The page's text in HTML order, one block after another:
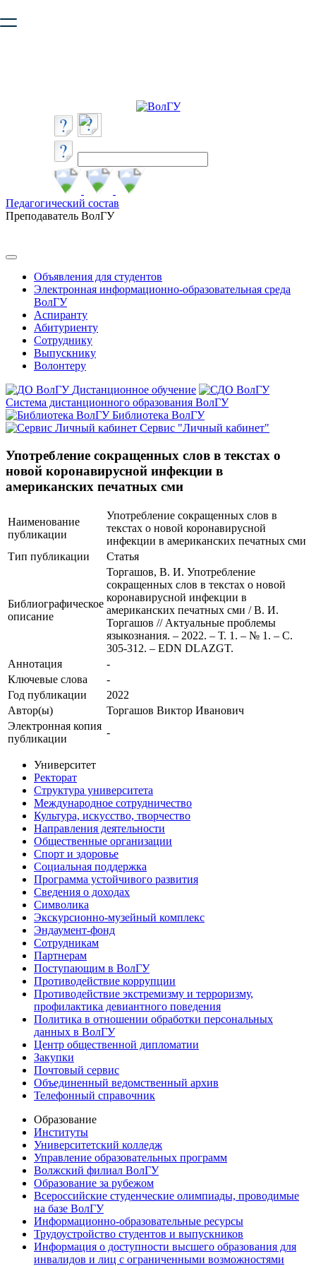
безопасную работу с сайтом. Пожалуйста
Педагогический состав
Преподаватель ВолГУ
Объявления для студентов
Электронная информационно-образовательная среда
ВолГУ
Аспиранту
Абитуриенту
Сотруднику
Выпускнику
Волонтеру
Дистанционное обучение
Система дистанционного образования ВолГУ
Библиотека ВолГУ
Сервис "Личный кабинет"
Употребление сокращенных слов в текстах о
новой коронавирусной инфекции в
американских печатных сми
Наименование
публикации
Употребление сокращенных слов в
текстах о новой коронавирусной
инфекции в американских печатных сми
Тип публикации
Статья
Библиографическое
описание
Торгашов, В. И. Употребление
сокращенных слов в текстах о новой
коронавирусной инфекции в
американских печатных сми / В. И.
Торгашов // Актуальные проблемы
языкознания. – 2022. – Т. 1. – № 1. – С.
305-312. – EDN DLAZGT.
Аннотация
-
Ключевые cлова
-
Год публикации
2022
Автор(ы)
Торгашов Виктор Иванович
Электронная копия
публикации
-
Университет
Ректорат
Структура университета
Международное сотрудничество
Культура, искусство, творчество
Направления деятельности
Общественные организации
Спорт и здоровье
Социальная поддержка
Программа устойчивого развития
Сведения о доходах
Символика
Экскурсионно-музейный комплекс
Эндаумент-фонд
Сотрудникам
Партнерам
Поступающим в ВолГУ
Противодействие коррупции
Противодействие экстремизму и терроризму,
профилактика девиантного поведения
Политика в отношении обработки персональных
данных в ВолГУ
Центр общественной дипломатии
Закупки
Почтовый сервис
Объединенный ведомственный архив
Телефонный справочник
Образование
Институты
Университетский колледж
Управление образовательных программ
Волжский филиал ВолГУ
Образование за рубежом
Всероссийские студенческие олимпиады, проводимые
на базе ВолГУ
Информационно-образовательные ресурсы
Трудоустройство студентов и выпускников
Информация о доступности высшего образования для
инвалидов и лиц с ограниченными возможностями